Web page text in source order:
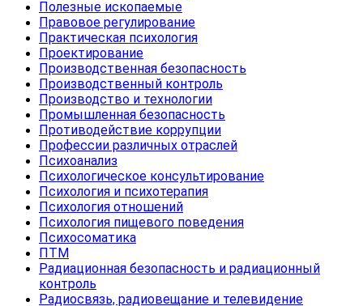
Полезные ископаемые
Правовое регулирование
Практическая психология
Проектирование
Производственная безопасность
Производственный контроль
Производство и технологии
Промышленная безопасность
Противодействие коррупции
Профессии различных отраслей
Психоанализ
Психологическое консультирование
Психология и психотерапия
Психология отношений
Психология пищевого поведения
Психосоматика
ПТМ
Радиационная безопасность и радиационный
контроль
Радиосвязь, радиовещание и телевидение